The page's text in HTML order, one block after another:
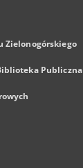
Zielonogórskiego
Publiczna